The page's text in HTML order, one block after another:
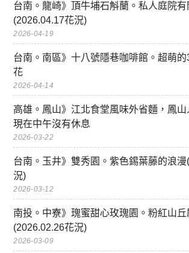
台南。龍崎》頂牛埔石斛蘭。私人庭院有
(2026.04.17花況)
2026-04-19
台南。南區》十八號隱巷咖啡館。超萌
花
2026-04-14
高雄。鳳山》江北食堂風味外省麵，鳳山
現在中午沒有休息
2026-03-22
台南。玉井》雙秀園。紫色錫葉藤的浪
況)
2026-03-12
南投。中寮》瑰蜜甜心玫瑰園。粉紅山丘
(2026.02.26花況)
2026-03-09